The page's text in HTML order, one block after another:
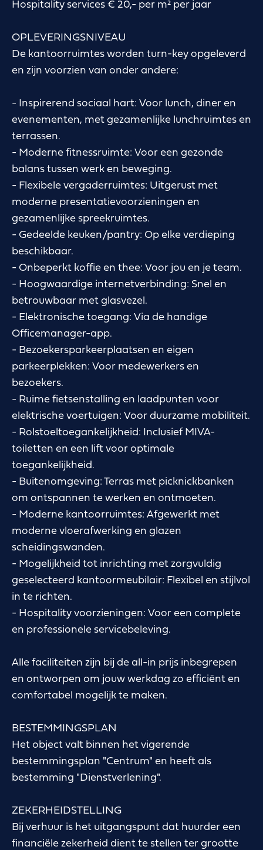
Hospitality services € 20,- per m² per jaar
OPLEVERINGSNIVEAU
De kantoorruimtes worden turn-key opgeleverd
en zijn voorzien van onder andere:
- Inspirerend sociaal hart: Voor lunch, diner en
evenementen, met gezamenlijke lunchruimtes en
terrassen.
- Moderne fitnessruimte: Voor een gezonde
balans tussen werk en beweging.
- Flexibele vergaderruimtes: Uitgerust met
moderne presentatievoorzieningen en
gezamenlijke spreekruimtes.
- Gedeelde keuken/pantry: Op elke verdieping
beschikbaar.
- Onbeperkt koffie en thee: Voor jou en je team.
- Hoogwaardige internetverbinding: Snel en
betrouwbaar met glasvezel.
- Elektronische toegang: Via de handige
Officemanager-app.
- Bezoekersparkeerplaatsen en eigen
parkeerplekken: Voor medewerkers en
bezoekers.
- Ruime fietsenstalling en laadpunten voor
elektrische voertuigen: Voor duurzame mobiliteit.
- Rolstoeltoegankelijkheid: Inclusief MIVA-
toiletten en een lift voor optimale
toegankelijkheid.
- Buitenomgeving: Terras met picknickbanken
om ontspannen te werken en ontmoeten.
- Moderne kantoorruimtes: Afgewerkt met
moderne vloerafwerking en glazen
scheidingswanden.
- Mogelijkheid tot inrichting met zorgvuldig
geselecteerd kantoormeubilair: Flexibel en stijlvol
in te richten.
- Hospitality voorzieningen: Voor een complete
en professionele servicebeleving.
Alle faciliteiten zijn bij de all-in prijs inbegrepen
en ontworpen om jouw werkdag zo efficiënt en
comfortabel mogelijk te maken.
BESTEMMINGSPLAN
Het object valt binnen het vigerende
bestemmingsplan "Centrum" en heeft als
bestemming "Dienstverlening".
ZEKERHEIDSTELLING
Bij verhuur is het uitgangspunt dat huurder een
financiële zekerheid dient te stellen ter grootte